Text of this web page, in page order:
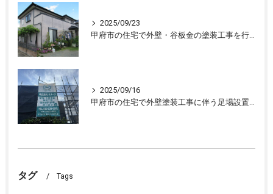
2025/09/23
甲府市の住宅で外壁・谷板金の塗装工事を行ない、住宅が生まれ変わりました
2025/09/16
甲府市の住宅で外壁塗装工事に伴う足場設置、外壁の下処理を行いました。
タグ Tags